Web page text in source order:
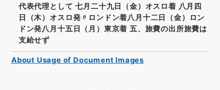
代表代理として 七月二十九日（金）オスロ着 八月四
日（木）オスロ発〃ロンドン着八月十二日（金）ロン
ドン発八月十五日（月）東京着 五、旅費の出所旅費は
支給せず
About Usage of Document Images